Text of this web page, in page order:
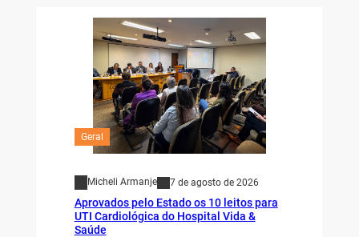
Geral
Micheli Armanje 7 de agosto de 2026
Aprovados pelo Estado os 10 leitos para
UTI Cardiológica do Hospital Vida &
Saúde